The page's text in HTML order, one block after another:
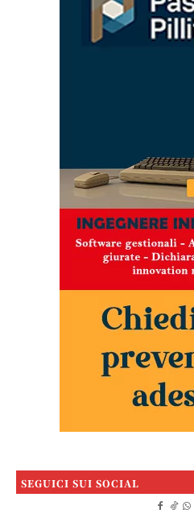
SEGUICI SUI SOCIAL